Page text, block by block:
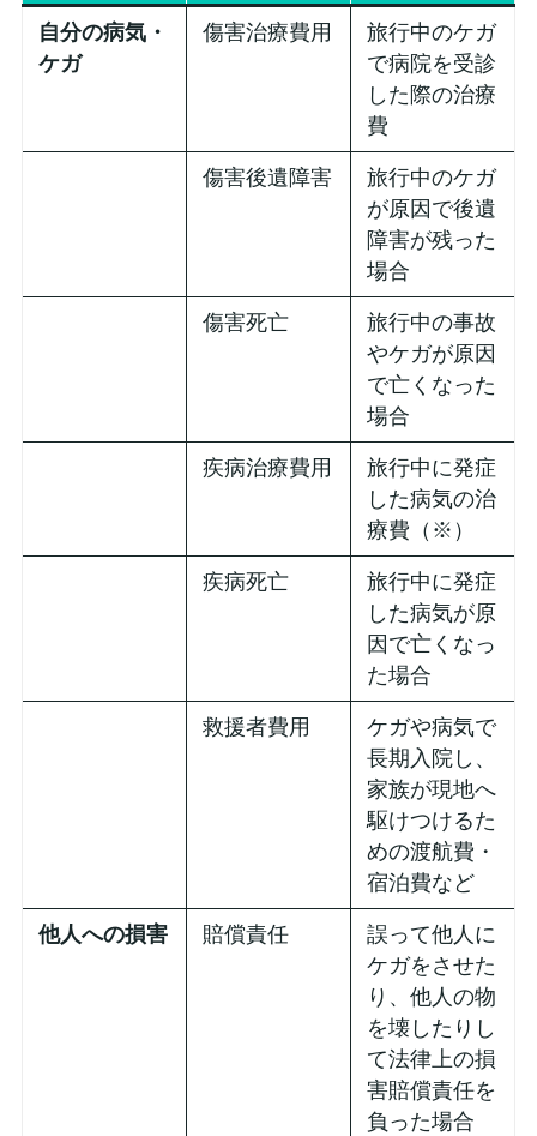
自分の病気・
ケガ
傷害治療費用
旅行中のケガ
で病院を受診
した際の治療
費
傷害後遺障害
旅行中のケガ
が原因で後遺
障害が残った
場合
傷害死亡
旅行中の事故
やケガが原因
で亡くなった
場合
疾病治療費用
旅行中に発症
した病気の治
療費（※）
疾病死亡
旅行中に発症
した病気が原
因で亡くなっ
た場合
救援者費用
ケガや病気で
長期入院し、
家族が現地へ
駆けつけるた
めの渡航費・
宿泊費など
他人への損害 賠償責任
誤って他人に
ケガをさせた
り、他人の物
を壊したりし
て法律上の損
害賠償責任を
負った場合